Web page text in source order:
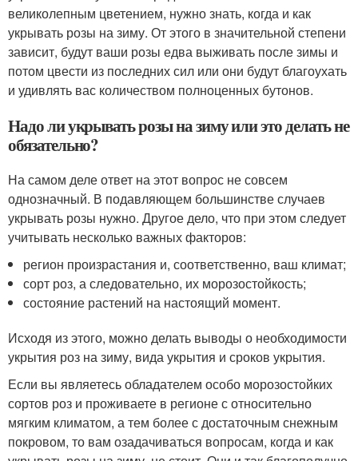
великолепным цветением, нужно знать, когда и как
укрывать розы на зиму. От этого в значительной степени
зависит, будут ваши розы едва выживать после зимы и
потом цвести из последних сил или они будут благоухать
и удивлять вас количеством полноценных бутонов.
Надо ли укрывать розы на зиму или это делать не
обязательно?
На самом деле ответ на этот вопрос не совсем
однозначный. В подавляющем большинстве случаев
укрывать розы нужно. Другое дело, что при этом следует
учитывать несколько важных факторов:
регион произрастания и, соответственно, ваш климат;
сорт роз, а следовательно, их морозостойкость;
состояние растений на настоящий момент.
Исходя из этого, можно делать выводы о необходимости
укрытия роз на зиму, вида укрытия и сроков укрытия.
Если вы являетесь обладателем особо морозостойких
сортов роз и проживаете в регионе с относительно
мягким климатом, а тем более с достаточным снежным
покровом, то вам озадачиваться вопросам, когда и как